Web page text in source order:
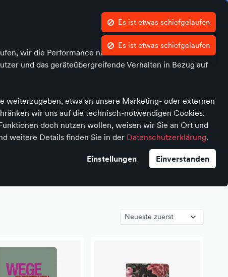
wir die Performance nachvollziehen und Ihnen in
und das geräteübergreifende Verhalten in Bezug auf
weiterzugeben, etwa an unsere Marketing- oder externen
wir uns auf die technisch-notwendigen Cookies.
doch nutzen wollen, weisen wir Sie an Ort und
weitere Details finden Sie in der Datenschutzerklärung.
Einstellungen Einverstanden
Mein Konto